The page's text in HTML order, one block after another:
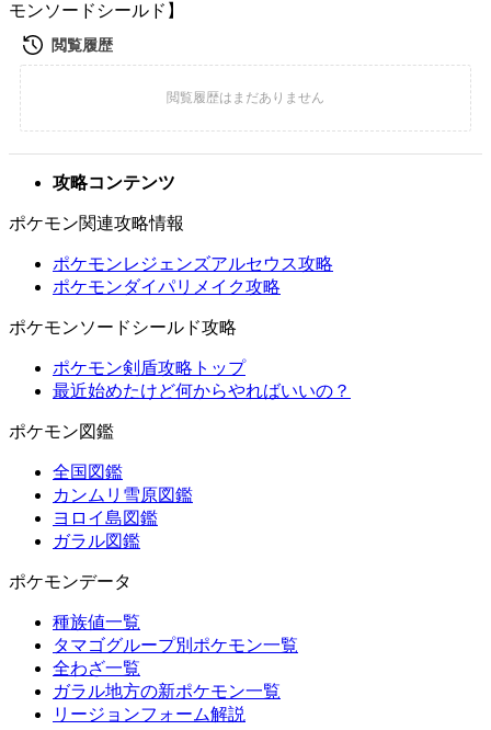
モンソードシールド】
攻略コンテンツ
ポケモン関連攻略情報
ポケモンレジェンズアルセウス攻略
ポケモンダイパリメイク攻略
ポケモンソードシールド攻略
ポケモン剣盾攻略トップ
最近始めたけど何からやればいいの？
ポケモン図鑑
全国図鑑
カンムリ雪原図鑑
ヨロイ島図鑑
ガラル図鑑
ポケモンデータ
種族値一覧
タマゴグループ別ポケモン一覧
全わざ一覧
ガラル地方の新ポケモン一覧
リージョンフォーム解説